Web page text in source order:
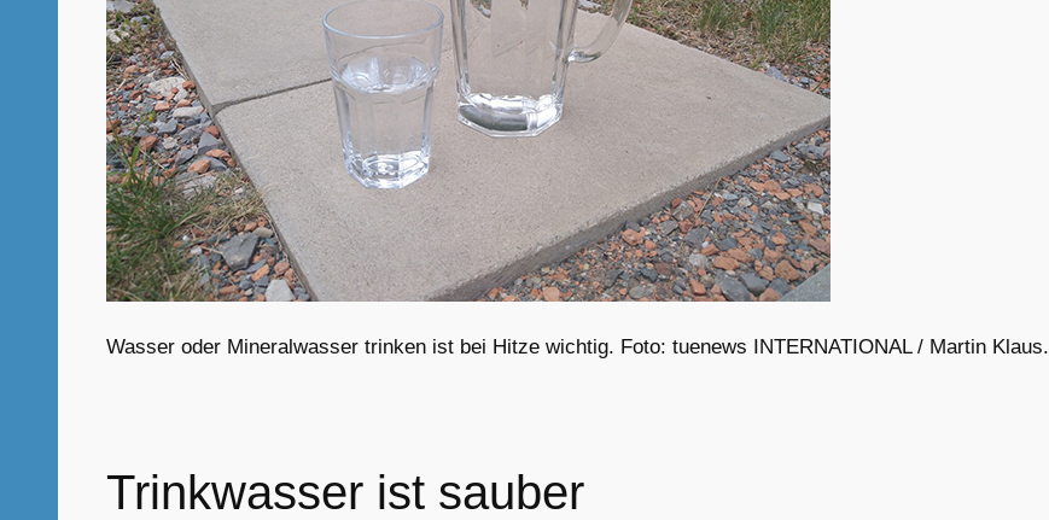
Wasser oder Mineralwasser trinken ist bei Hitze wichtig. Foto: tuenews INTERNATIONAL / Martin Klaus.
Trinkwasser ist sauber